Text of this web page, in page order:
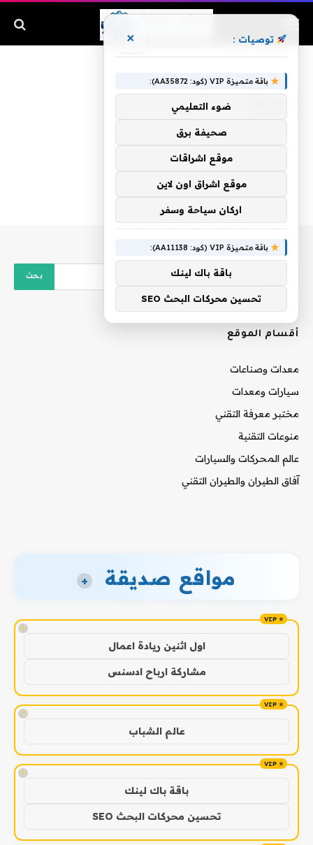
أقسام الموقع
معدات وصناعات
سيارات ومعدات
مختبر معرفة التقني
منوعات التقنية
عالم المحركات والسيارات
آفاق الطيران والطيران التقني
مواقع صديقة +
!
اول اثنين ريادة اعمال
مشاركة ارباح ادسنس
!
عالم الشباب
!
باقة باك لينك
تحسين محركات البحث SEO
توصيات : ×
باقة متميزة VIP (كود: AA35872):
ضوء التعليمي
صحيفة برق
موقع اشراقات
موقع اشراق اون لاين
اركان سياحة وسفر
باقة متميزة VIP (كود: AA11138):
باقة باك لينك
تحسين محركات البحث SEO